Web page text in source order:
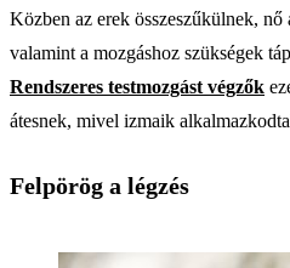
Közben az erek összeszűkülnek,
valamint a mozgáshoz szükségek
Rendszeres testmozgást végzők
átesnek, mivel izmaik
Felpörög a légzés